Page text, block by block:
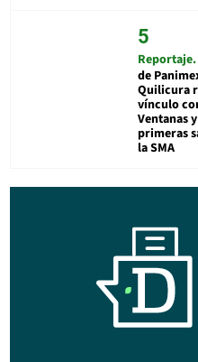
Reportaje
de
Quilicura
vínculo
Ventanas
primeras
la SMA